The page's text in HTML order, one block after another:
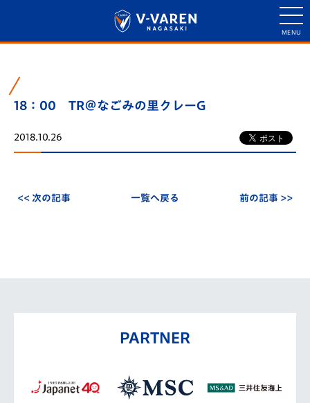
18：00 TR＠なごみの里クレーG
2018.10.26
<< 次の記事 一覧へ戻る 前の記事 >>
PARTNER